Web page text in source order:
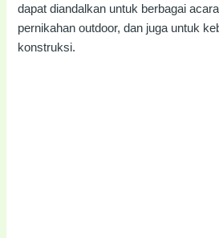
dapat diandalkan untuk berbagai
pernikahan outdoor, dan juga untuk
konstruksi.